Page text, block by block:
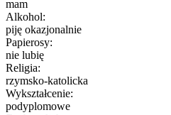
mam
Alkohol:
piję okazjonalnie
Papierosy:
nie lubię
Religia:
rzymsko-katolicka
Wykształcenie:
podyplomowe